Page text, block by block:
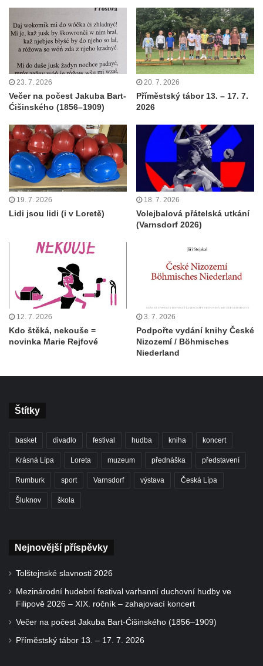
23. 7. 2026
Večer na počest Jakuba Bart-
Ćišinského (1856–1909)
20. 7. 2026
Příměstský tábor 13. – 17. 7.
2026
19. 7. 2026
Lidi jsou lidi (i v Loretě)
18. 7. 2026
Volejbalová přátelská utkání
(Varnsdorf 2026)
12. 7. 2026
Kdo štěká, nekouše =
novinka Marie Rejfové
3. 7. 2026
Podpořte vydání knihy České
Nizozemí / Böhmisches
Niederland
Štítky
basket divadlo festival hudba kniha koncert
Krásná Lípa Loreta muzeum přednáška představení
Rumburk sport Varnsdorf výstava Česká Lípa
Šluknov škola
Nejnovější příspěvky
Tolštejnské slavnosti 2026
Mezinárodní hudební festival varhanní duchovní hudby ve
Filipově 2026 – XIX. ročník – zahajovací koncert
Večer na počest Jakuba Bart-Ćišinského (1856–1909)
Příměstský tábor 13. – 17. 7. 2026